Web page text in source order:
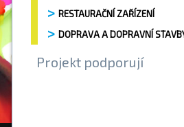
RESTAURAČNÍ ZAŘÍZENÍ
DOPRAVA A DOPRAVNÍ
Projekt podporují